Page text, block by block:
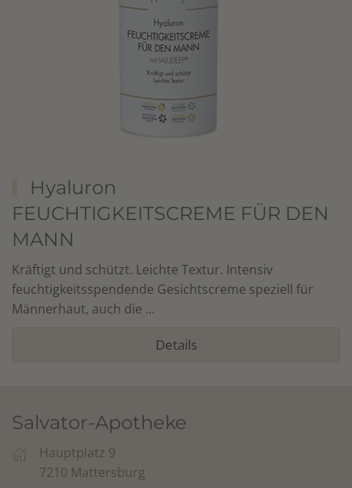
Hyaluron
FEUCHTIGKEITSCREME FÜR DEN
MANN
Kräftigt und schützt. Leichte Textur. Intensiv
feuchtigkeitsspendende Gesichtscreme speziell für
Männerhaut, auch die ...
Details
Salvator-Apotheke
Hauptplatz 9
7210 Mattersburg